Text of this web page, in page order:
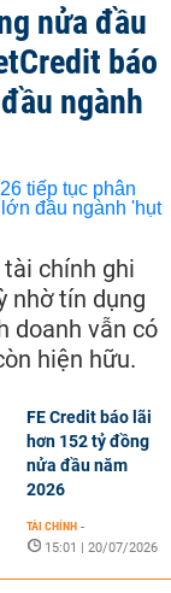
nửa đầu
báo
ngành
chính ghi
nhờ tín dụng
doanh vẫn có
hiện hữu.
FE Credit báo lãi
hơn 152 tỷ đồng
nửa đầu năm
2026
TÀI CHÍNH -
15:01 | 20/07/2026